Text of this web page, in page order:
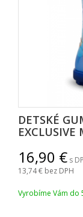
DETSKÉ
EXCLUSIVE
16,90
s
13,74 bez DPH
Vyrobíme Vám do